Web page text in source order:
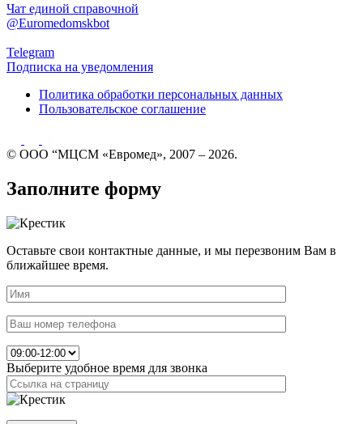
Чат единой справочной
@Euromedomskbot
Telegram
Подписка на уведомления
Политика обработки персональных данных
Пользовательское соглашение
© ООО “МЦСМ «Евромед», 2007 – 2026.
Заполните форму
Оставьте свои контактные данные, и мы перезвоним Вам в
ближайшее время.
Выберите удобное время для звонка